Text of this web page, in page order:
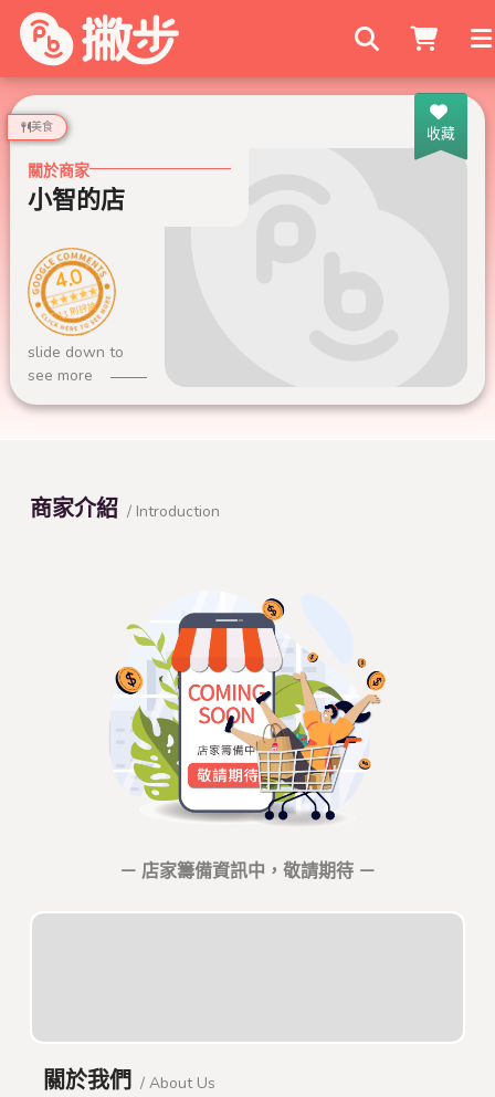
搜尋商家
收藏
美食
關於商家
小智的店
4.0
11 則評論
slide down to
see more
商家介紹 / Introduction
－ 店家籌備資訊中，敬請期待 －
關於我們 / About Us